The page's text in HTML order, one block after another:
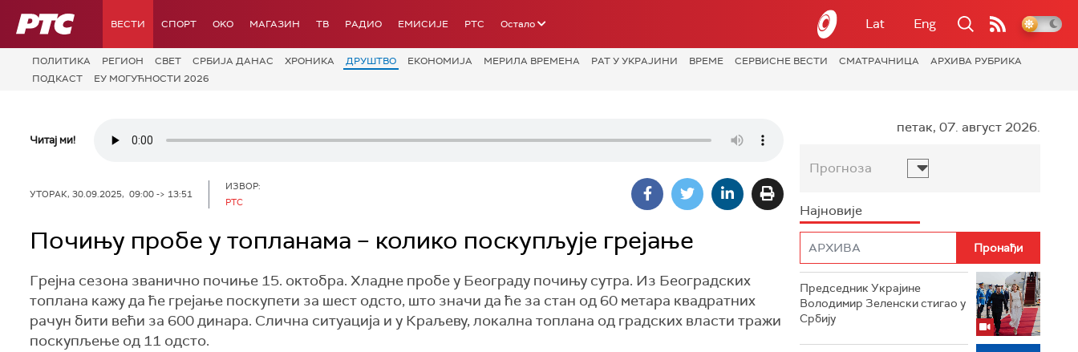
РТС ВЕСТИ СПОРТ OKO МАГАЗИН ТВ РАДИО ЕМИСИЈЕ РТС Остало Lat Eng
ПОЛИТИКА РЕГИОН СВЕТ СРБИЈА ДАНАС ХРОНИКА ДРУШТВО ЕКОНОМИЈА МЕРИЛА ВРЕМЕНА РАТ У УКРАЈИНИ ВРЕМЕ СЕРВИСНЕ ВЕСТИ СМАТРАЧНИЦА
АРХИВА РУБРИКА
ПОДКАСТ
ЕУ МОГУЋНОСТИ 2026
Читај ми!
УТОРАК, 30.09.2025, 09:00 -> 13:51
ИЗВОР:
РТС
Почињу пробе у топланама – колико поскупљује грејање
Грејна сезона званично почиње 15. октобра. Хладне пробе у Београду почињу сутра. Из Београдских
топлана кажу да ће грејање поскупети за шест одсто, што значи да ће за стан од 60 метара квадратних
рачун бити већи за 600 динара. Слична ситуација и у Краљеву, локална топлана од градских власти тражи
поскупљење од 11 одсто.
петак, 07. август 2026.
Прогноза
Најновије
Председник Украјине
Володимир Зеленски стигао у
Србију